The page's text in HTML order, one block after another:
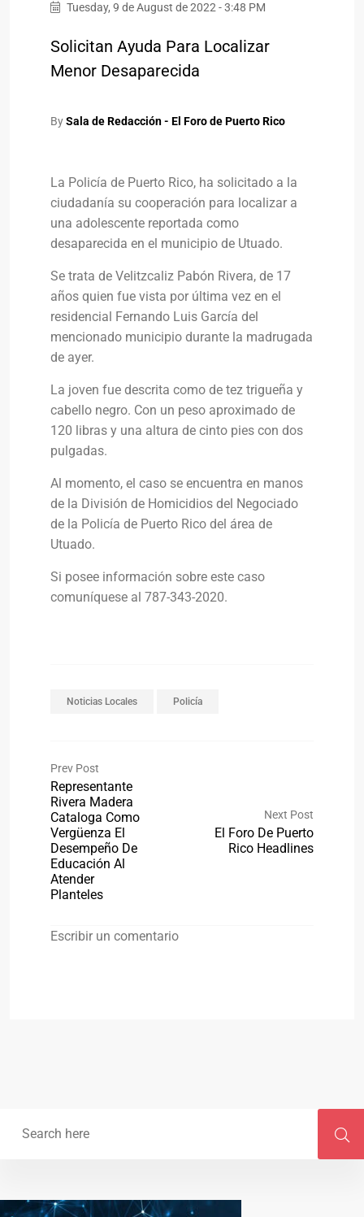
Tuesday, 9 de August de 2022 - 3:48 PM
Solicitan Ayuda Para Localizar
Menor Desaparecida
BySala de Redacción - El Foro de Puerto Rico
La Policía de Puerto Rico, ha solicitado a la
ciudadanía su cooperación para localizar a
una adolescente reportada como
desaparecida en el municipio de Utuado.
Se trata de Velitzcaliz Pabón Rivera, de 17
años quien fue vista por última vez en el
residencial Fernando Luis García del
mencionado municipio durante la madrugada
de ayer.
La joven fue descrita como de tez trigueña y
cabello negro. Con un peso aproximado de
120 libras y una altura de cinto pies con dos
pulgadas.
Al momento, el caso se encuentra en manos
de la División de Homicidios del Negociado
de la Policía de Puerto Rico del área de
Utuado.
Si posee información sobre este caso
comuníquese al 787-343-2020.
Noticias Locales Policía
Prev Post
Representante
Rivera Madera
Cataloga Como
Vergüenza El
Desempeño De
Educación Al
Atender
Planteles
Next Post
El Foro De Puerto
Rico Headlines
Escribir un comentario